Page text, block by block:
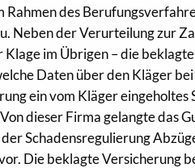
Rahmen des
Neben der Verurteilung zur
im Übrigen – die
Daten über den Kläger
ein vom Kläger
dieser Firma gelangte das
Schadensregulierung
Die beklagte Versicherung